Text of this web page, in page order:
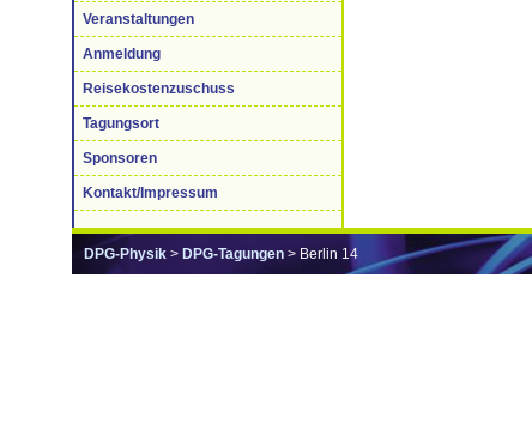
Veranstaltungen
Anmeldung
Reisekostenzuschuss
Tagungsort
Sponsoren
Kontakt/Impressum
DPG-Physik > DPG-Tagungen > Berlin 14